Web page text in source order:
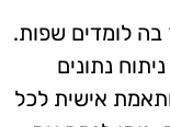
בה לומדים שפות.
נתונים
אישית לכל